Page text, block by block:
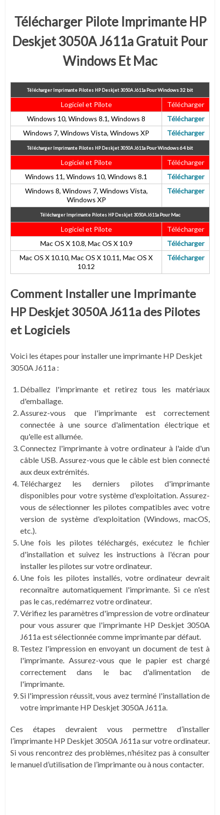
Télécharger Pilote Imprimante HP
Deskjet 3050A J611a Gratuit Pour
Windows Et Mac
Télécharger Imprimante Pilotes HP Deskjet 3050A J611aPourWindows 32 bit
Logiciel et Pilote
Télécharger
Windows 10, Windows 8.1, Windows 8
Télécharger
Windows 7, Windows Vista, Windows XP
Télécharger
Télécharger Imprimante Pilotes HP Deskjet 3050A J611aPourWindows 64 bit
Logiciel et Pilote
Télécharger
Windows 11, Windows 10, Windows 8.1
Télécharger
Windows 8, Windows 7, Windows Vista,
Windows XP
Télécharger
Télécharger Imprimante Pilotes HP Deskjet 3050A J611aPourMac
Logiciel et Pilote
Télécharger
Mac OS X 10.8, Mac OS X 10.9
Télécharger
Mac OS X 10.10, Mac OS X 10.11, Mac OS X
10.12
Télécharger
Comment Installer une Imprimante
HP Deskjet 3050A J611a des Pilotes
et Logiciels
Voici les étapes pour installer une imprimante HP Deskjet
3050A J611a :
Déballez l'imprimante et retirez tous les matériaux
d'emballage.
Assurez-vous que l'imprimante est correctement
connectée à une source d'alimentation électrique et
qu'elle est allumée.
Connectez l'imprimante à votre ordinateur à l'aide d'un
câble USB. Assurez-vous que le câble est bien connecté
aux deux extrémités.
Téléchargez les derniers pilotes d'imprimante
disponibles pour votre système d'exploitation. Assurez-
vous de sélectionner les pilotes compatibles avec votre
version de système d'exploitation (Windows, macOS,
etc.).
Une fois les pilotes téléchargés, exécutez le fichier
d'installation et suivez les instructions à l'écran pour
installer les pilotes sur votre ordinateur.
Une fois les pilotes installés, votre ordinateur devrait
reconnaître automatiquement l'imprimante. Si ce n'est
pas le cas, redémarrez votre ordinateur.
Vérifiez les paramètres d'impression de votre ordinateur
pour vous assurer que l'imprimante HP Deskjet 3050A
J611a est sélectionnée comme imprimante par défaut.
Testez l'impression en envoyant un document de test à
l'imprimante. Assurez-vous que le papier est chargé
correctement dans le bac d'alimentation de
l'imprimante.
Si l'impression réussit, vous avez terminé l'installation de
votre imprimante HP Deskjet 3050A J611a.
Ces étapes devraient vous permettre d’installer
l’imprimante HP Deskjet 3050A J611a sur votre ordinateur.
Si vous rencontrez des problèmes, n’hésitez pas à consulter
le manuel d’utilisation de l’imprimante ou à nous contacter.